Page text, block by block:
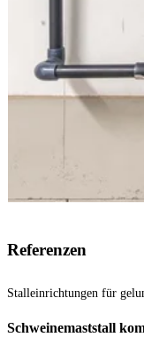
Referenzen
Stalleinrichtungen für
Schweinemaststall